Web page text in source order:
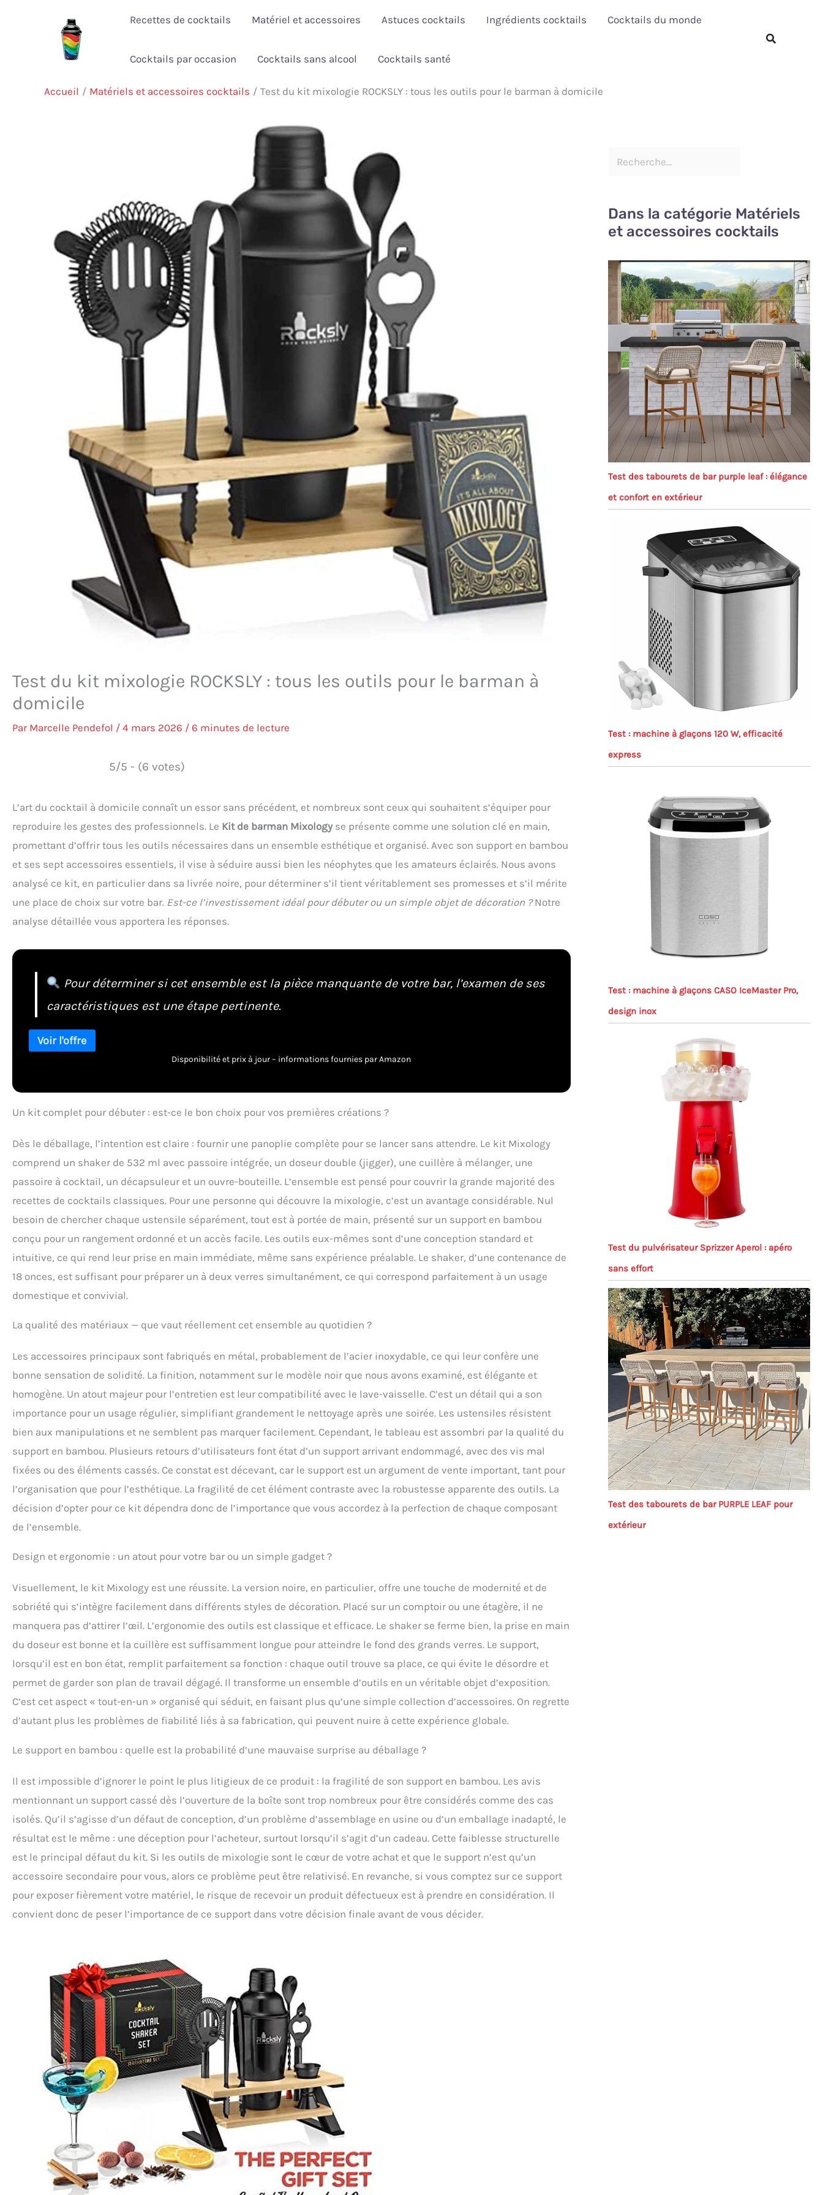
Recettes de cocktails Matériel et accessoires Astuces cocktails Ingrédients cocktails Cocktails du monde
Cocktails par occasion Cocktails sans alcool Cocktails santé
Rechercher
Accueil Matériels et accessoires cocktails Test du kit mixologie ROCKSLY : tous les outils pour le barman à domicile
Test du kit mixologie ROCKSLY : tous les outils pour le barman à
domicile
Par Marcelle Pendefol / 4 mars 2026 / 6 minutes de lecture
5/5 - (6 votes)
L’art du cocktail à domicile connaît un essor sans précédent, et nombreux sont ceux qui souhaitent s’équiper pour
reproduire les gestes des professionnels. Le Kit de barman Mixologyse présente comme une solution clé en main,
promettant d’offrir tous les outils nécessaires dans un ensemble esthétique et organisé. Avec son support en bambou
et ses sept accessoires essentiels, il vise à séduire aussi bien les néophytes que les amateurs éclairés. Nous avons
analysé ce kit, en particulier dans sa livrée noire, pour déterminer s’il tient véritablement ses promesses et s’il mérite
une place de choix sur votre bar. Est-ce l’investissement idéal pour débuter ou un simple objet de décoration ?Notre
analyse détaillée vous apportera les réponses.
Pour déterminer si cet ensemble est la pièce manquante de votre bar, l’examen de ses
caractéristiques est une étape pertinente.
Disponibilité et prix à jour – informations fournies par Amazon
Un kit complet pour débuter : est-ce le bon choix pour vos premières créations ?
Dès le déballage, l’intention est claire : fournir une panoplie complète pour se lancer sans attendre. Le kit Mixology
comprend un shaker de 532 ml avec passoire intégrée, un doseur double (jigger), une cuillère à mélanger, une
passoire à cocktail, un décapsuleur et un ouvre-bouteille. L’ensemble est pensé pour couvrir la grande majorité des
recettes de cocktails classiques. Pour une personne qui découvre la mixologie, c’est un avantage considérable. Nul
besoin de chercher chaque ustensile séparément, tout est à portée de main, présenté sur un support en bambou
conçu pour un rangement ordonné et un accès facile. Les outils eux-mêmes sont d’une conception standard et
intuitive, ce qui rend leur prise en main immédiate, même sans expérience préalable. Le shaker, d’une contenance de
18 onces, est suffisant pour préparer un à deux verres simultanément, ce qui correspond parfaitement à un usage
domestique et convivial.
La qualité des matériaux — que vaut réellement cet ensemble au quotidien ?
Les accessoires principaux sont fabriqués en métal, probablement de l’acier inoxydable, ce qui leur confère une
bonne sensation de solidité. La finition, notamment sur le modèle noir que nous avons examiné, est élégante et
homogène. Un atout majeur pour l’entretien est leur compatibilité avec le lave-vaisselle. C’est un détail qui a son
importance pour un usage régulier, simplifiant grandement le nettoyage après une soirée. Les ustensiles résistent
bien aux manipulations et ne semblent pas marquer facilement. Cependant, le tableau est assombri par la qualité du
support en bambou. Plusieurs retours d’utilisateurs font état d’un support arrivant endommagé, avec des vis mal
fixées ou des éléments cassés. Ce constat est décevant, car le support est un argument de vente important, tant pour
l’organisation que pour l’esthétique. La fragilité de cet élément contraste avec la robustesse apparente des outils. La
décision d’opter pour ce kit dépendra donc de l’importance que vous accordez à la perfection de chaque composant
de l’ensemble.
Design et ergonomie : un atout pour votre bar ou un simple gadget ?
Visuellement, le kit Mixology est une réussite. La version noire, en particulier, offre une touche de modernité et de
sobriété qui s’intègre facilement dans différents styles de décoration. Placé sur un comptoir ou une étagère, il ne
manquera pas d’attirer l’œil. L’ergonomie des outils est classique et efficace. Le shaker se ferme bien, la prise en main
du doseur est bonne et la cuillère est suffisamment longue pour atteindre le fond des grands verres. Le support,
lorsqu’il est en bon état, remplit parfaitement sa fonction : chaque outil trouve sa place, ce qui évite le désordre et
permet de garder son plan de travail dégagé. Il transforme un ensemble d’outils en un véritable objet d’exposition.
C’est cet aspect « tout-en-un » organisé qui séduit, en faisant plus qu’une simple collection d’accessoires. On regrette
d’autant plus les problèmes de fiabilité liés à sa fabrication, qui peuvent nuire à cette expérience globale.
Le support en bambou : quelle est la probabilité d’une mauvaise surprise au déballage ?
Il est impossible d’ignorer le point le plus litigieux de ce produit : la fragilité de son support en bambou. Les avis
mentionnant un support cassé dès l’ouverture de la boîte sont trop nombreux pour être considérés comme des cas
isolés. Qu’il s’agisse d’un défaut de conception, d’un problème d’assemblage en usine ou d’un emballage inadapté, le
résultat est le même : une déception pour l’acheteur, surtout lorsqu’il s’agit d’un cadeau. Cette faiblesse structurelle
est le principal défaut du kit. Si les outils de mixologie sont le cœur de votre achat et que le support n’est qu’un
accessoire secondaire pour vous, alors ce problème peut être relativisé. En revanche, si vous comptez sur ce support
pour exposer fièrement votre matériel, le risque de recevoir un produit défectueux est à prendre en considération. Il
convient donc de peser l’importance de ce support dans votre décision finale avant de vous décider.
Dans la catégorie Matériels
et accessoires cocktails
Test des tabourets de bar purple leaf : élégance
et confort en extérieur
Test : machine à glaçons 120 W, efficacité
express
Test : machine à glaçons CASO IceMaster Pro,
design inox
Test du pulvérisateur Sprizzer Aperol : apéro
sans effort
Test des tabourets de bar PURPLE LEAF pour
extérieur